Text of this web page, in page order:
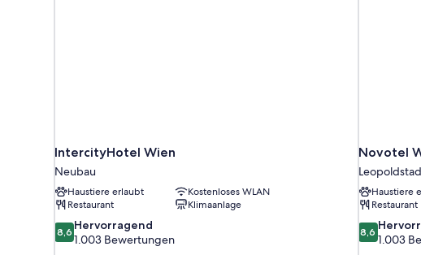
IntercityHotel Wien
Neubau
Haustiere erlaubt
Kostenloses WLAN
Restaurant
Klimaanlage
8.6
von
8,6 Hervorragend
1.003 Bewertungen
Novotel
Haustiere
Restaurant
8.6
von
8,6
1.003